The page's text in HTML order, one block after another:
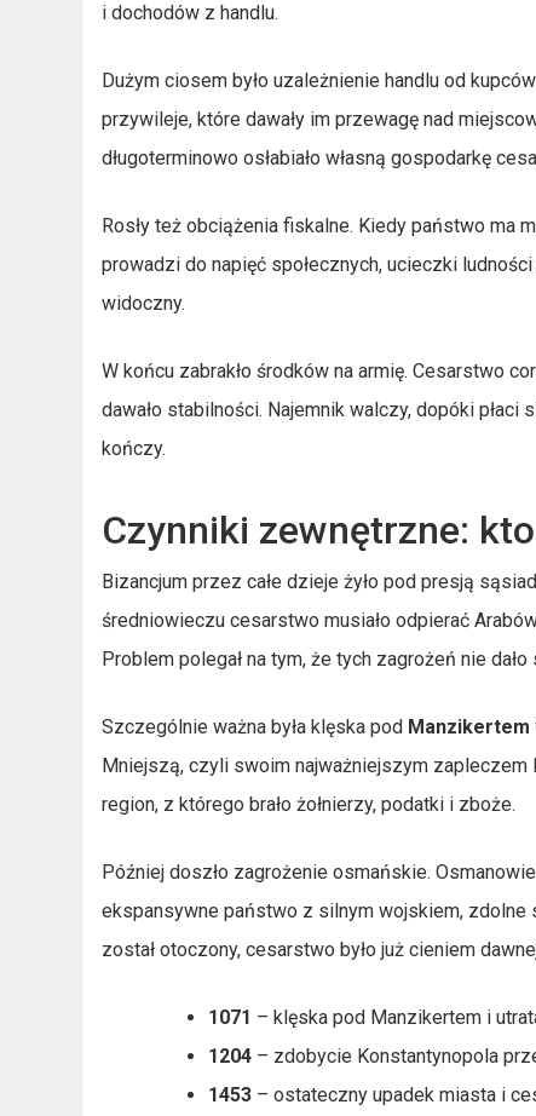
i dochodów z handlu.
Dużym ciosem było uzależnienie handlu od
przywileje, które dawały im przewagę nad
długoterminowo osłabiało własną gospodarkę
Rosły też obciążenia fiskalne. Kiedy państwo ma
prowadzi do napięć społecznych, ucieczki
widoczny.
W końcu zabrakło środków na armię. Cesarstwo
dawało stabilności. Najemnik walczy, dopóki
kończy.
Czynniki zewnętrzne:
Bizancjum przez całe dzieje żyło pod presją
średniowieczu cesarstwo musiało odpierać
Problem polegał na tym, że tych zagrożeń nie
Szczególnie ważna była klęska pod Manzikertem
Mniejszą, czyli swoim najważniejszym zapleczem
region, z którego brało żołnierzy, podatki i zboże.
Później doszło zagrożenie osmańskie.
ekspansywne państwo z silnym wojskiem, zdolne
został otoczony, cesarstwo było już cieniem
1071 – klęska pod Manzikertem i
1204 – zdobycie Konstantynopola
1453 – ostateczny upadek miasta i